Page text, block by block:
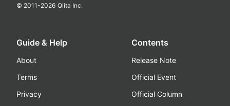
© 2011-2026 Qiita Inc.
Guide & Help
About
Terms
Privacy
Contents
Release Note
Official Event
Official Column